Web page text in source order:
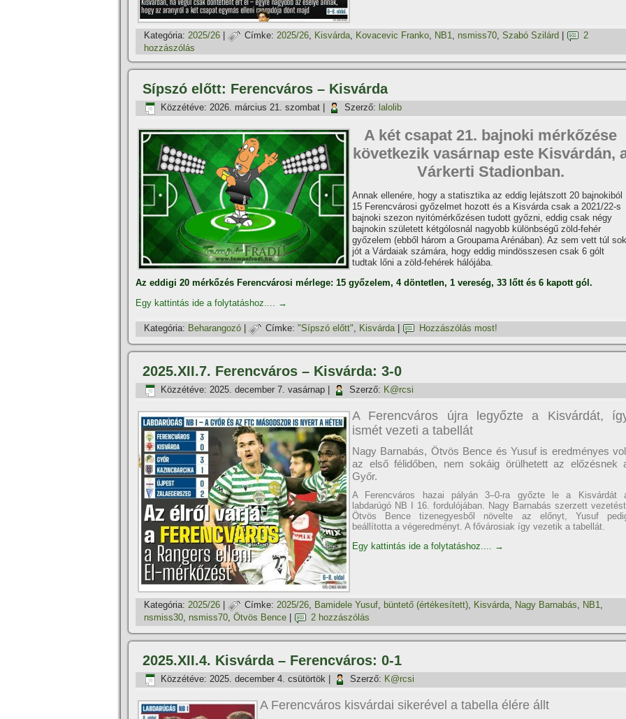
Kategória: 2025/26 Címke: 2025/26, Kisvárda, Kovacevic Franko, NB1, nsmiss70, Szabó Szilárd
2
hozzászólás
Sípszó előtt: Ferencváros – Kisvárda
Közzétéve: 2026. március 21. szombat Szerző: lalolib
A két csapat 21. bajnoki mérkőzése
következik vasárnap este Kisvárdán,
Várkerti Stadionban.
Annak ellenére, hogy a statisztika az eddig lejátszott 20 bajnokiból
15 Ferencvárosi győzelmet hozott és a Kisvárda csak a 2021/22-s
bajnoki szezon nyitómérkőzésen tudott győzni, eddig csak négy
bajnokin született kétgólosnál nagyobb különbségű zöld-fehér
győzelem (ebből három a Groupama Arénában). Az sem vett túl sok
jót a Várdaiak számára, hogy eddig mindösszesen csak 6 gólt
tudtak lőni a zöld-fehérek hálójába.
Az eddigi 20 mérkőzés Ferencvárosi mérlege: 15 győzelem, 4 döntetlen, 1 vereség, 33 lőtt és 6 kapott gól.
Egy kattintás ide a folytatáshoz.... →
Kategória: Beharangozó Címke: "Sí­pszó előtt", Kisvárda| Hozzászólás most!
2025.XII.7. Ferencváros – Kisvárda: 3-0
Közzétéve: 2025. december 7. vasárnap Szerző: K@rcsi
A Ferencváros újra legyőzte a Kisvárdát,
ismét vezeti a tabellát
Nagy Barnabás, Ötvös Bence és Yusuf is eredményes
az első félidőben, nem sokáig örülhetett az előzésnek
Győr.
A Ferencváros hazai pályán 3–0-ra győzte le a Kisvárdát
labdarúgó NB I 16. fordulójában. Nagy Barnabás szerzett
Ötvös Bence tizenegyesből növelte az előnyt, Yusuf
beállította a végeredményt. A fővárosiak így vezetik a tabellát.
Egy kattintás ide a folytatáshoz.... →
Kategória: 2025/26 Címke: 2025/26, Bamidele Yusuf, büntető (értékesí­tett), Kisvárda, Nagy Barnabás, NB1,
nsmiss30, nsmiss70, Ötvös Bence 2 hozzászólás
2025.XII.4. Kisvárda – Ferencváros: 0-1
Közzétéve: 2025. december 4. csütörtök Szerző: K@rcsi
A Ferencváros kisvárdai sikerével a tabella élére állt